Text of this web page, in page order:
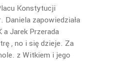
Konstytucji
Daniela zapowiedziała
a Jarek Przerada
, no i się dzieje. Za
z Witkiem i jego